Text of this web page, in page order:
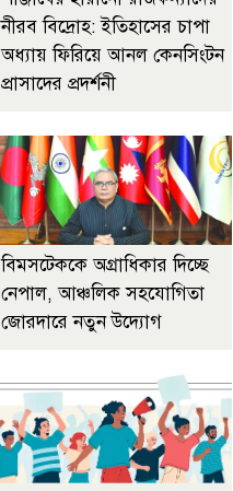
নীরব বিদ্রোহ: ইতিহাসের চাপা
অধ্যায় ফিরিয়ে আনল কেনসিংটন
প্রাসাদের প্রদর্শনী
বিমসটেককে অগ্রাধিকার দিচ্ছে
নেপাল, আঞ্চলিক সহযোগিতা
জোরদারে নতুন উদ্যোগ